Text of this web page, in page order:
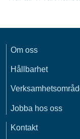
Om oss
Hållbarhet
Jobba hos oss
Kontakt